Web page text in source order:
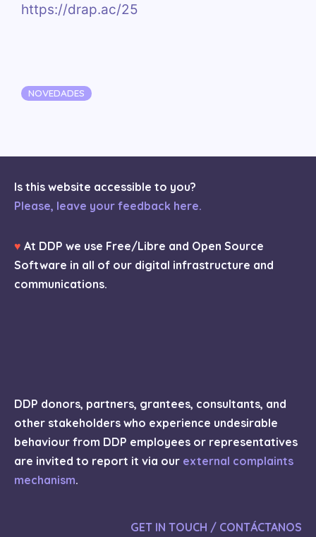
https://drap.ac/25
Categorías
NOVEDADES
Is this website accessible to you?
Please, leave your feedback here.
♥ At DDP we use Free/Libre and Open Source
Software in all of our digital infrastructure and
communications.
DDP donors, partners, grantees, consultants, and
other stakeholders who experience undesirable
behaviour from DDP employees or representatives
are invited to report it via our external complaints
mechanism.
GET IN TOUCH / CONTÁCTANOS